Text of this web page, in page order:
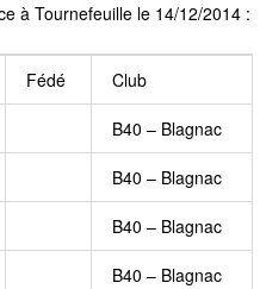
à Tournefeuille le 14/12/2014 :
Fédé Club
B40 – Blagnac
B40 – Blagnac
B40 – Blagnac
B40 – Blagnac